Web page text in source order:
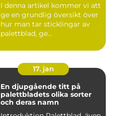
I denna artikel kommer vi att
ge en grundlig översikt över
hur man tar sticklingar av
palettblad, ge...
17. jan
En djupgående titt på
palettbladets olika sorter
och deras namn